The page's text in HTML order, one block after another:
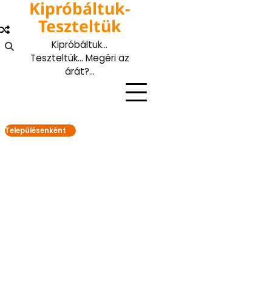
content
Kipróbáltuk-
Teszteltük
Kipróbáltuk…
Teszteltük… Megéri az
árát?…
Településenként